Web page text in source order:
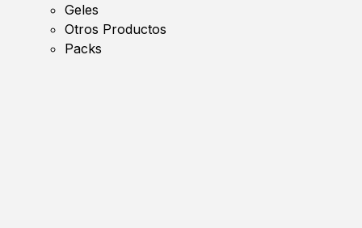
Geles
Otros Productos
Packs